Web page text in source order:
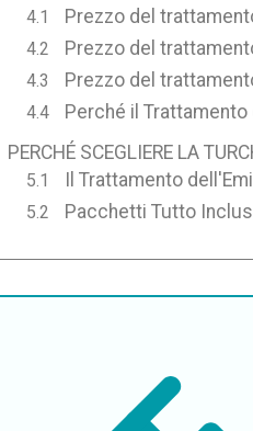
Prezzo del
Prezzo del
Prezzo del
Perché il
PERCHÉ SCEGLIERE LA
Il Trattamento
Pacchetti Tutto